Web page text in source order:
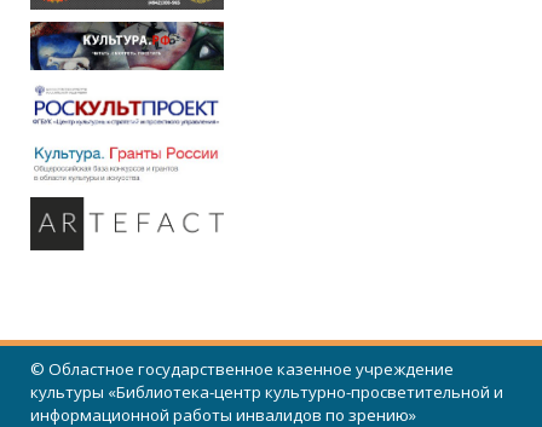
© Областное государственное казенное учреждение
культуры «Библиотека-центр культурно-просветительной и
информационной работы инвалидов по зрению»